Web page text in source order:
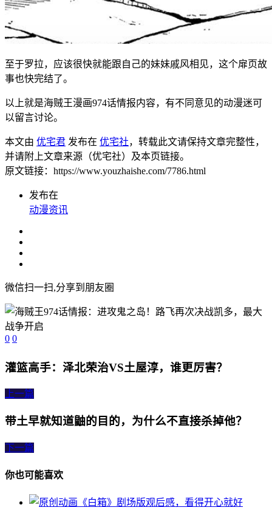
至于罗拉，应该很快就能跟自己的妹妹戚风相见，这个扉页故
事也快完结了。
以上就是海贼王漫画974话情报内容，有不同意见的动漫迷可
以留言讨论。
本文由 优宅君 发布在 优宅社，转载此文请保持文章完整性，
并请附上文章来源（优宅社）及本页链接。
原文链接：https://www.youzhaishe.com/7786.html
发布在
动漫资讯
微信扫一扫,分享到朋友圈
0 0
灌篮高手：泽北荣治VS土屋淳，谁更厉害？
上一篇
带土早就知道鼬的目的，为什么不直接杀掉他？
下一篇
你也可能喜欢